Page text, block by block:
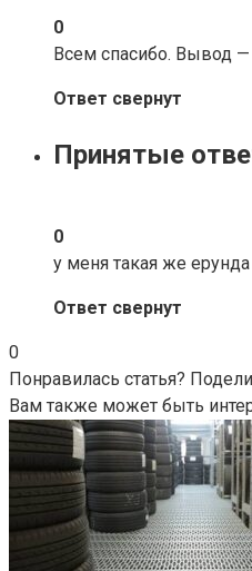
0
Всем спасибо. Вывод —
Ответ свернут
Принятые
0
у меня такая же
Ответ свернут
0
Понравилась статья?
Вам также может быть